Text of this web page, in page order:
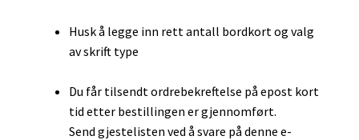
Husk å legge inn rett antall bordkort og valg
av skrift type
Du får tilsendt ordrebekreftelse på epost kort
tid etter bestillingen er gjennomført.
Send gjestelisten ved å svare på denne e-